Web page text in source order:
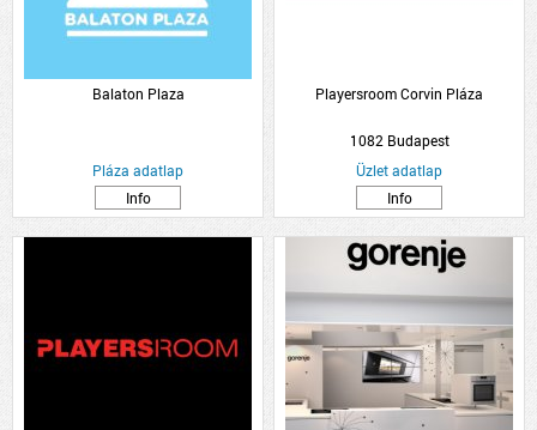
Balaton Plaza
Pláza adatlap
Info
Playersroom Corvin Pláza
1082 Budapest
Üzlet adatlap
Info